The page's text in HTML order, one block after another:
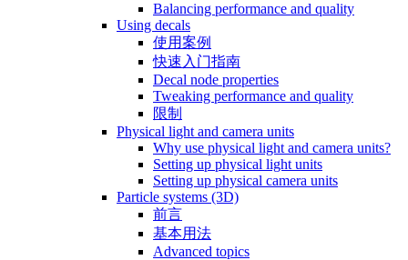
Balancing performance and quality
Using decals
使用案例
快速入门指南
Decal node properties
Tweaking performance and quality
限制
Physical light and camera units
Why use physical light and camera units?
Setting up physical light units
Setting up physical camera units
Particle systems (3D)
前言
基本用法
Advanced topics